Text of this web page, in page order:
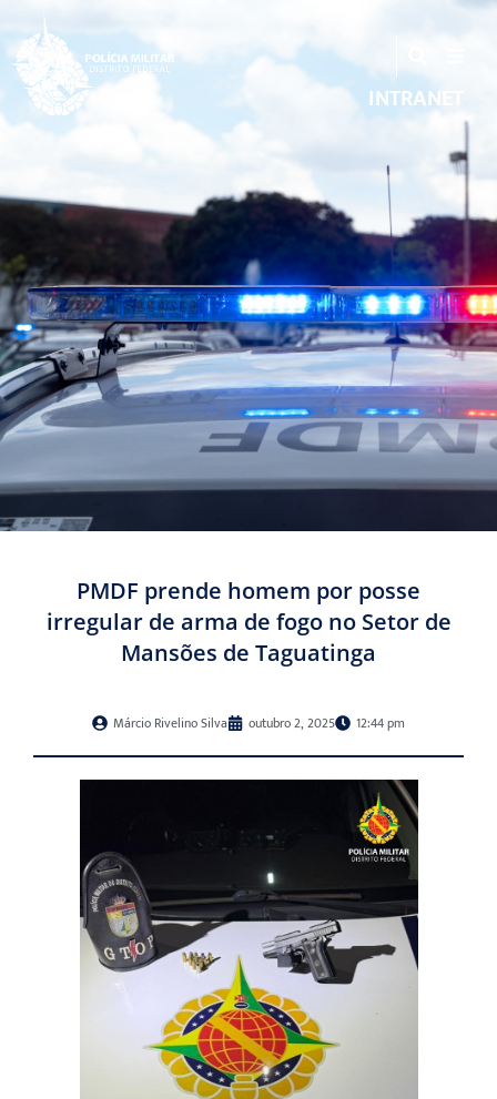
INTRANET
PMDF prende homem por posse
irregular de arma de fogo no Setor de
Mansões de Taguatinga
Márcio Rivelino Silva outubro 2, 2025 12:44 pm